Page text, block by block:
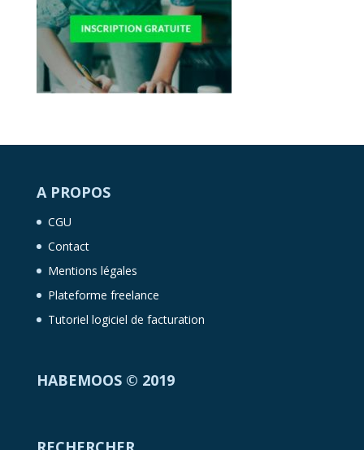
A PROPOS
CGU
Contact
Mentions légales
Plateforme freelance
Tutoriel logiciel de facturation
HABEMOOS © 2019